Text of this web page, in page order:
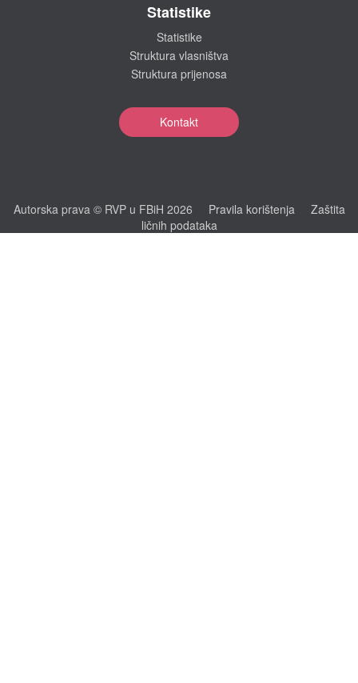
Statistike
Statistike
Struktura vlasništva
Struktura prijenosa
Kontakt
Autorska prava © RVP u FBiH 2026 Pravila korištenja
Zaštita
ličnih podataka